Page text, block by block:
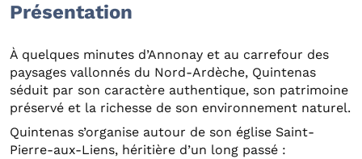
Présentation
À quelques minutes d’Annonay et au carrefour des
paysages vallonnés du Nord-Ardèche, Quintenas
séduit par son caractère authentique, son patrimoine
préservé et la richesse de son environnement naturel.
Quintenas s’organise autour de son église Saint-
Pierre-aux-Liens, héritière d’un long passé :